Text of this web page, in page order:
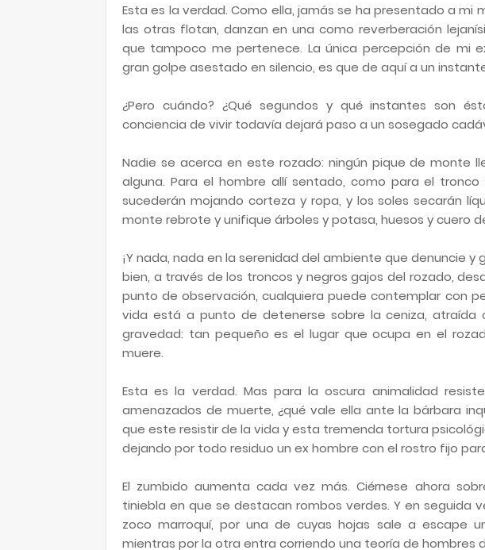
Esta es la verdad. Como ella, jamás se ha presentado a mi
las otras flotan, danzan en una como reverberación
que tampoco me pertenece. La única percepción de mi
gran golpe asestado en silencio, es que de aquí a un
¿Pero cuándo? ¿Qué segundos y qué instantes son
conciencia de vivir todavía dejará paso a un sosegado
Nadie se acerca en este rozado: ningún pique de monte
alguna. Para el hombre allí sentado, como para el
sucederán mojando corteza y ropa, y los soles secarán
monte rebrote y unifique árboles y potasa, huesos y cuero
¡Y nada, nada en la serenidad del ambiente que denuncie
bien, a través de los troncos y negros gajos del rozado,
punto de observación, cualquiera puede contemplar con
vida está a punto de detenerse sobre la ceniza, atraída
gravedad: tan pequeño es el lugar que ocupa en el
muere.
Esta es la verdad. Mas para la oscura animalidad
amenazados de muerte, ¿qué vale ella ante la bárbara
que este resistir de la vida y esta tremenda tortura
dejando por todo residuo un ex hombre con el rostro fijo
El zumbido aumenta cada vez más. Ciérnese ahora
tiniebla en que se destacan rombos verdes. Y en seguida
zoco marroquí, por una de cuyas hojas sale a escape
mientras por la otra entra corriendo una teoría de hombres